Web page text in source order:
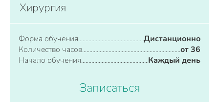
Хирургия
Форма обучения
Дистанционно
Количество часов
от 36
Начало обучения
Каждый день
Записаться